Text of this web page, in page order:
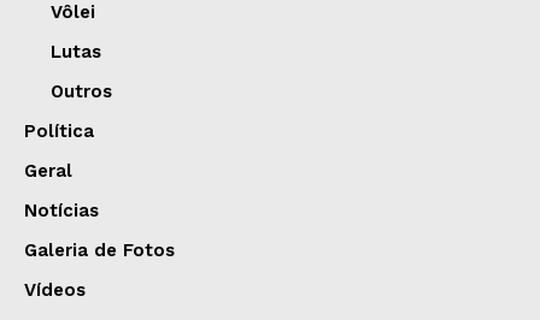
Vôlei
Lutas
Outros
Política
Geral
Notícias
Galeria de Fotos
Vídeos